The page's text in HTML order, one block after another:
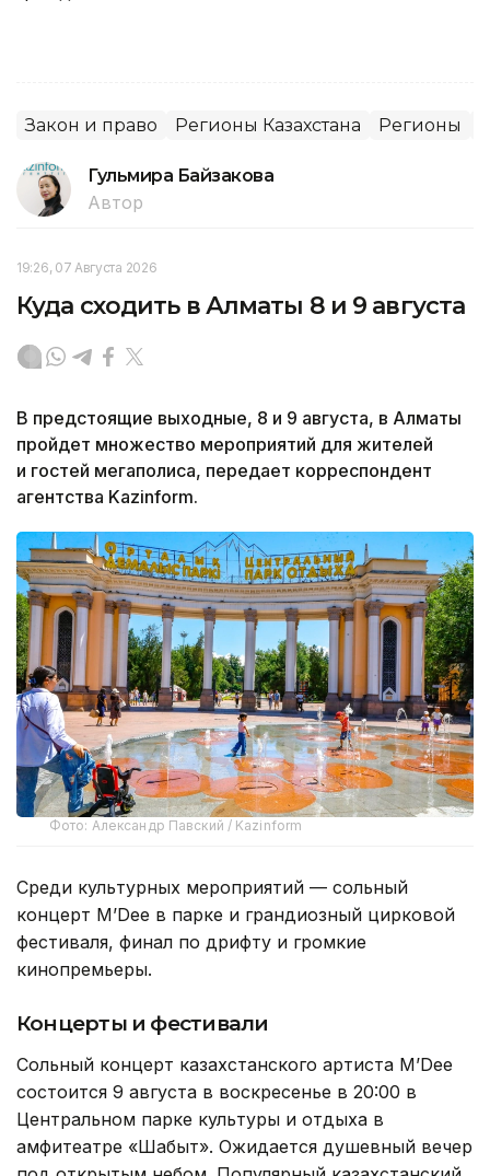
Закон и право Регионы Казахстана Регионы
Гульмира Байзакова
Автор
19:26, 07 Августа 2026
Куда сходить в Алматы 8 и 9 августа
В предстоящие выходные, 8 и 9 августа, в Алматы
пройдет множество мероприятий для жителей
и гостей мегаполиса, передает корреспондент
агентства Kazinform.
Фото: Александр Павский / Kazinform
Среди культурных мероприятий — сольный
концерт M’Dee в парке и грандиозный цирковой
фестиваля, финал по дрифту и громкие
кинопремьеры.
Концерты и фестивали
Сольный концерт казахстанского артиста M’Dee
состоится 9 августа в воскресенье в 20:00 в
Центральном парке культуры и отдыха в
амфитеатре «Шабыт». Ожидается душевный вечер